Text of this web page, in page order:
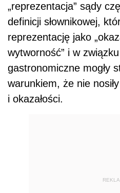
„reprezentacja” sądy
definicji słownikowej,
reprezentację jako
wytworność” i w
gastronomiczne mogły
warunkiem, że nie
i okazałości.